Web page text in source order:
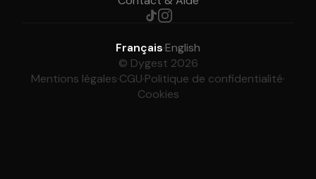
Français·English
© Dygest 2026
Mentions légales·CGU·Politique de confidentialité·
Cookies